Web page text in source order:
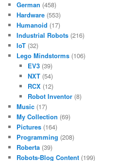
German (458)
Hardware (553)
Humanoid (17)
Industrial Robots (216)
IoT (32)
Lego Mindstorms (106)
EV3(39)
NXT(54)
RCX(12)
Robot Inventor(8)
Music (17)
My Collection (69)
Pictures (164)
Programming (208)
Roberta (39)
Robots-Blog Content (199)